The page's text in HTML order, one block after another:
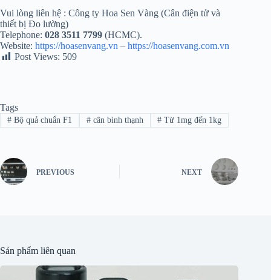
Vui lòng liên hệ : Công ty Hoa Sen Vàng (Cân điện tử và
thiết bị Đo lường)
Telephone: 028 3511 7799 (HCMC).
Website: https://hoasenvang.vn – https://hoasenvang.com.vn
Post Views: 509
Tags
#Bộ quả chuẩn F1 #cân bình thạnh # Từ 1mg đến 1kg
PREVIOUS NEXT
Sản phẩm liên quan